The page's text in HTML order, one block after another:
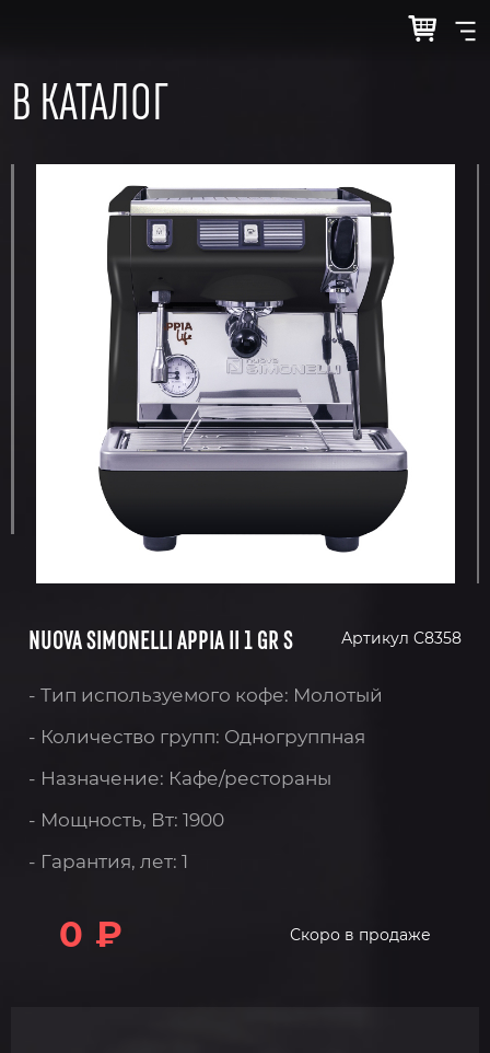
В КАТАЛОГ
NUOVA SIMONELLI APPIA II 1 GR S Артикул C8358
- Тип используемого кофе: Молотый
- Количество групп: Одногруппная
- Назначение: Кафе/рестораны
- Мощность, Вт: 1900
- Гарантия, лет: 1
0 ₽ Скоро в продаже